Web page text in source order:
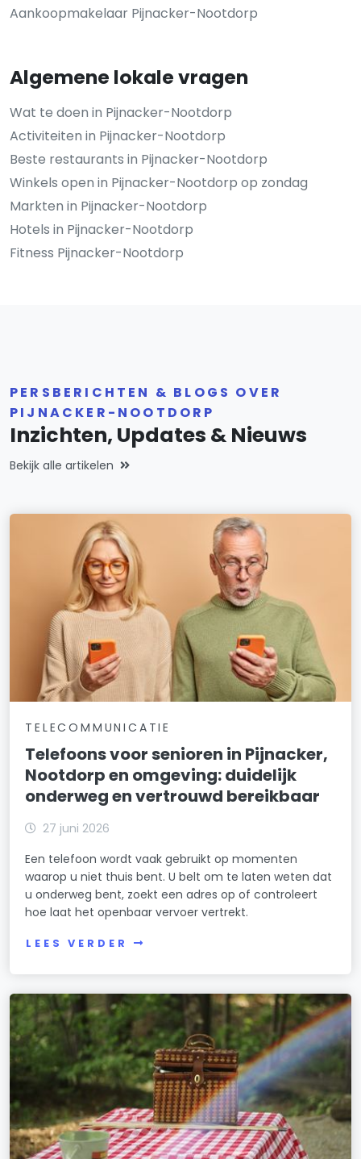
Aankoopmakelaar Pijnacker-Nootdorp
Algemene lokale vragen
Wat te doen in Pijnacker-Nootdorp
Activiteiten in Pijnacker-Nootdorp
Beste restaurants in Pijnacker-Nootdorp
Winkels open in Pijnacker-Nootdorp op zondag
Markten in Pijnacker-Nootdorp
Hotels in Pijnacker-Nootdorp
Fitness Pijnacker-Nootdorp
PERSBERICHTEN & BLOGS OVER
PIJNACKER-NOOTDORP
Inzichten, Updates & Nieuws
Bekijk alle artikelen
TELECOMMUNICATIE
Telefoons voor senioren in Pijnacker,
Nootdorp en omgeving: duidelijk
onderweg en vertrouwd bereikbaar
27 juni 2026
Een telefoon wordt vaak gebruikt op momenten
waarop u niet thuis bent. U belt om te laten weten dat
u onderweg bent, zoekt een adres op of controleert
hoe laat het openbaar vervoer vertrekt.
LEES VERDER